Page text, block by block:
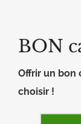
BON
Offrir un bon
choisir !